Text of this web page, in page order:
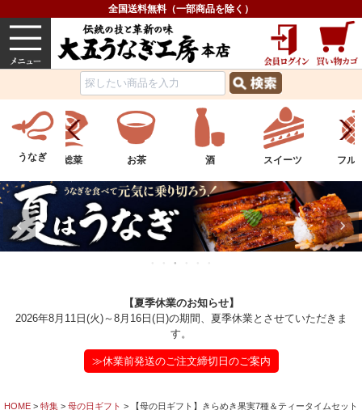
全国送料無料（一部商品を除く）
うなぎ 内祝い グルメ
うなぎ お茶 酒 スイーツ フルーツ 水
【夏季休業のお知らせ】
2026年8月11日(火)～8月16日(日)の期間、夏季休業とさせていただきま
す。
≫休業前発送のご注文締切日のご案内
HOME 特集 母の日ギフト 【母の日ギフト】きらめき果実7種＆ティータイムセット